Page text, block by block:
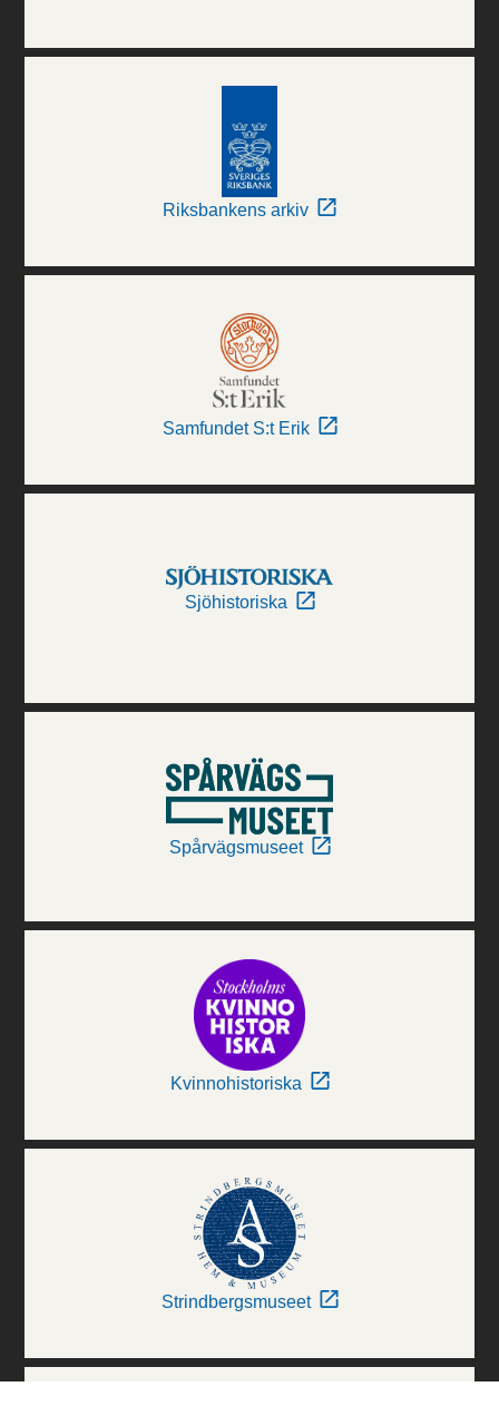
Riksbankens arkiv
Samfundet S:t Erik
Sjöhistoriska
Spårvägsmuseet
Kvinnohistoriska
Strindbergsmuseet